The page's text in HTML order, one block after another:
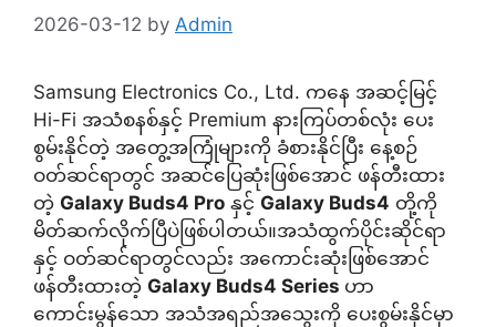
2026-03-12 by Admin
Samsung Electronics Co., Ltd. ကနေ အဆင့်မြင့်
Hi-Fi အသံစနစ်နှင့် Premium နားကြပ်တစ်လုံး ပေး
စွမ်းနိုင်တဲ့ အတွေ့အကြုံများကို ခံစားနိုင်ပြီး နေ့စဉ်
ဝတ်ဆင်ရာတွင် အဆင်ပြေဆုံးဖြစ်အောင် ဖန်တီးထား
တဲ့ Galaxy Buds4 Pro နှင့် Galaxy Buds4 တို့ကို
မိတ်ဆက်လိုက်ပြီပဲဖြစ်ပါတယ်။အသံထွက်ပိုင်းဆိုင်ရာ
နှင့် ဝတ်ဆင်ရာတွင်လည်း အကောင်းဆုံးဖြစ်အောင်
ဖန်တီးထားတဲ့ Galaxy Buds4 Series ဟာ
ကောင်းမွန်သော အသံအရည်အသွေးကို ပေးစွမ်းနိုင်မှာ